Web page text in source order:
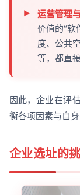
运营管理
价值的“软
度、公共
等，都直
因此，企业在评
衡各项因素与自
企业选址的